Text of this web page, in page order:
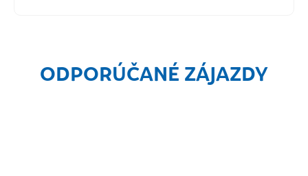
ODPORÚČANÉ ZÁJAZDY